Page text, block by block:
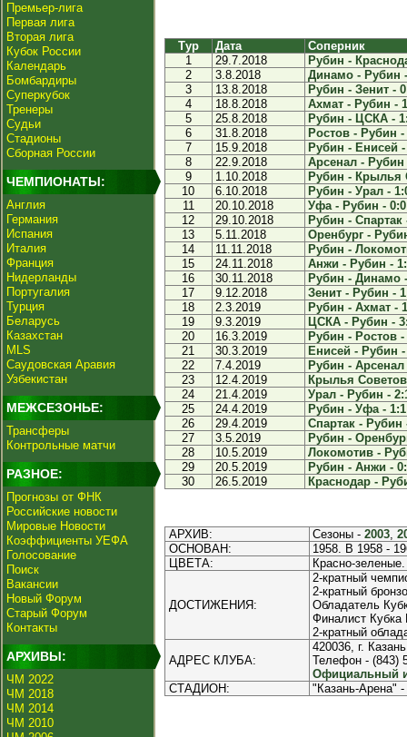
Премьер-лига
Первая лига
Вторая лига
Кубок России
Календарь
Бомбардиры
Суперкубок
Тренеры
Судьи
Стадионы
Сборная России
ЧЕМПИОНАТЫ:
Англия
Германия
Испания
Италия
Франция
Нидерланды
Португалия
Турция
Беларусь
Казахстан
MLS
Саудовская Аравия
Узбекистан
МЕЖСЕЗОНЬЕ:
Трансферы
Контрольные матчи
РАЗНОЕ:
Прогнозы от ФНК
Российские новости
Мировые Новости
Коэффициенты УЕФА
Голосование
Поиск
Вакансии
Новый Форум
Старый Форум
Контакты
АРХИВЫ:
ЧМ 2022
ЧМ 2018
ЧМ 2014
ЧМ 2010
Тур Дата
Соперник
1
29.7.2018
Рубин -
2
3.8.2018
Динамо - Рубин
3
13.8.2018
Рубин - Зенит -
4
18.8.2018
Ахмат - Рубин -
5
25.8.2018
Рубин - ЦСКА -
6
31.8.2018
Ростов - Рубин -
7
15.9.2018
Рубин - Енисей -
8
22.9.2018
Арсенал - Рубин
9
1.10.2018
Рубин - Крылья
10
6.10.2018
Рубин - Урал -
11
20.10.2018
Уфа - Рубин - 0:0
12
29.10.2018
Рубин - Спартак
13
5.11.2018
Оренбург -
14
11.11.2018
Рубин -
15
24.11.2018
Анжи - Рубин -
16
30.11.2018
Рубин - Динамо
17
9.12.2018
Зенит - Рубин -
18
2.3.2019
Рубин - Ахмат -
19
9.3.2019
ЦСКА - Рубин -
20
16.3.2019
Рубин - Ростов -
21
30.3.2019
Енисей - Рубин -
22
7.4.2019
Рубин - Арсенал
23
12.4.2019
Крылья
24
21.4.2019
Урал - Рубин -
25
24.4.2019
Рубин - Уфа - 1:1
26
29.4.2019
Спартак - Рубин
27
3.5.2019
Рубин -
28
10.5.2019
Локомотив -
29
20.5.2019
Рубин - Анжи -
30
26.5.2019 Краснодар -
АРХИВ: Сезоны - 2003,
ОСНОВАН:
1958. В 1958 -
ЦВЕТА:
Красно-зеленые.
ДОСТИЖЕНИЯ:
2-кратный
2-кратный
Обладатель
Финалист Кубка
2-кратный
АДРЕС КЛУБА:
420036, г.
Телефон - (843)
Официальный
СТАДИОН:
"Казань-Арена"